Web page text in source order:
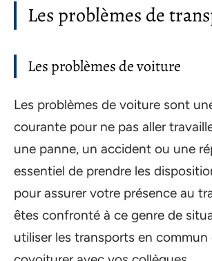
Les problèmes de
Les problèmes de voiture
Les problèmes de voiture sont
courante pour ne pas aller
une panne, un accident ou une
essentiel de prendre les
pour assurer votre présence au
êtes confronté à ce genre de
utiliser les transports en commun